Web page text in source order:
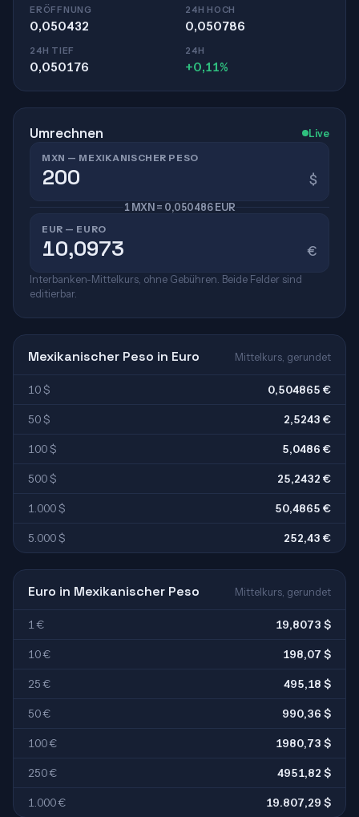
ERÖFFNUNG
0,050432
24H HOCH
0,050786
24H TIEF
0,050176
24H
+0,11%
Umrechnen Live
MXN — MEXIKANISCHER PESO
$
1 MXN = 0,050486 EUR
EUR — EURO
€
Interbanken-Mittelkurs, ohne Gebühren. Beide Felder sind
editierbar.
Mexikanischer Peso in Euro Mittelkurs, gerundet
10 $ 0,504865 €
50 $ 2,5243 €
100 $ 5,0486 €
500 $ 25,2432 €
1.000 $ 50,4865 €
5.000 $ 252,43 €
Euro in Mexikanischer Peso Mittelkurs, gerundet
1 € 19,8073 $
10 € 198,07 $
25 € 495,18 $
50 € 990,36 $
100 € 1980,73 $
250 € 4951,82 $
1.000 € 19.807,29 $